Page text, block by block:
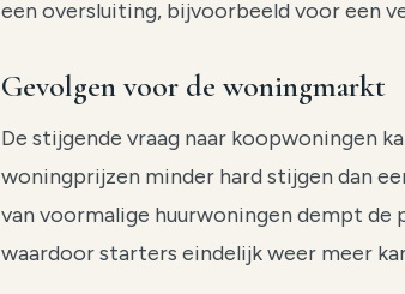
een oversluiting, bijvoorbeeld voor een
Gevolgen voor de woningmarkt
De stijgende vraag naar koopwoningen
woningprijzen minder hard stijgen dan
van voormalige huurwoningen dempt de
waardoor starters eindelijk weer meer